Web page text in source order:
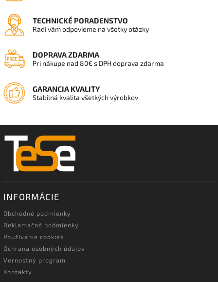
TECHNICKÉ PORADENSTVO
Radi vám odpovieme na všetky otázky
DOPRAVA ZDARMA
Pri nákupe nad 80€ s DPH doprava zdarma
GARANCIA KVALITY
Stabilná kvalita všetkých výrobkov
INFORMÁCIE
Obchodné podmienky
Reklamačné podmienky
Používanie cookies
Ochrana osobných údajov
Vernostný program
Kontakty